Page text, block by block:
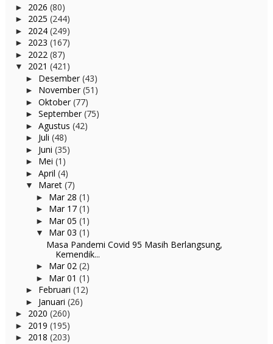
► 2026 (80)
► 2025 (244)
► 2024 (249)
► 2023 (167)
► 2022 (87)
▼ 2021 (421)
► Desember(43)
► November(51)
► Oktober(77)
► September(75)
► Agustus (42)
► Juli (48)
► Juni (35)
► Mei (1)
► April (4)
▼ Maret (7)
► Mar 28 (1)
► Mar 17 (1)
► Mar 05 (1)
▼ Mar 03 (1)
Masa Pandemi Covid 95 Masih Berlangsung,
Kemendik...
► Mar 02 (2)
► Mar 01 (1)
► Februari (12)
► Januari (26)
► 2020 (260)
► 2019 (195)
► 2018 (203)